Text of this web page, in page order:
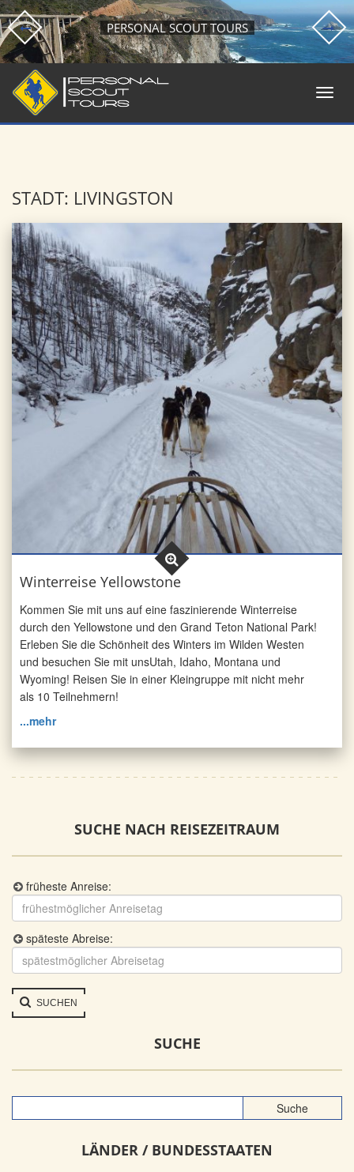
PERSONAL SCOUT TOURS
STADT: LIVINGSTON
Winterreise Yellowstone
Kommen Sie mit uns auf eine faszinierende Winterreise
durch den Yellowstone und den Grand Teton National Park!
Erleben Sie die Schönheit des Winters im Wilden Westen
und besuchen Sie mit unsUtah, Idaho, Montana und
Wyoming! Reisen Sie in einer Kleingruppe mit nicht mehr
als 10 Teilnehmern!
...mehr
SUCHE NACH REISEZEITRAUM
früheste Anreise:
späteste Abreise:
SUCHEN
SUCHE
LÄNDER / BUNDESSTAATEN